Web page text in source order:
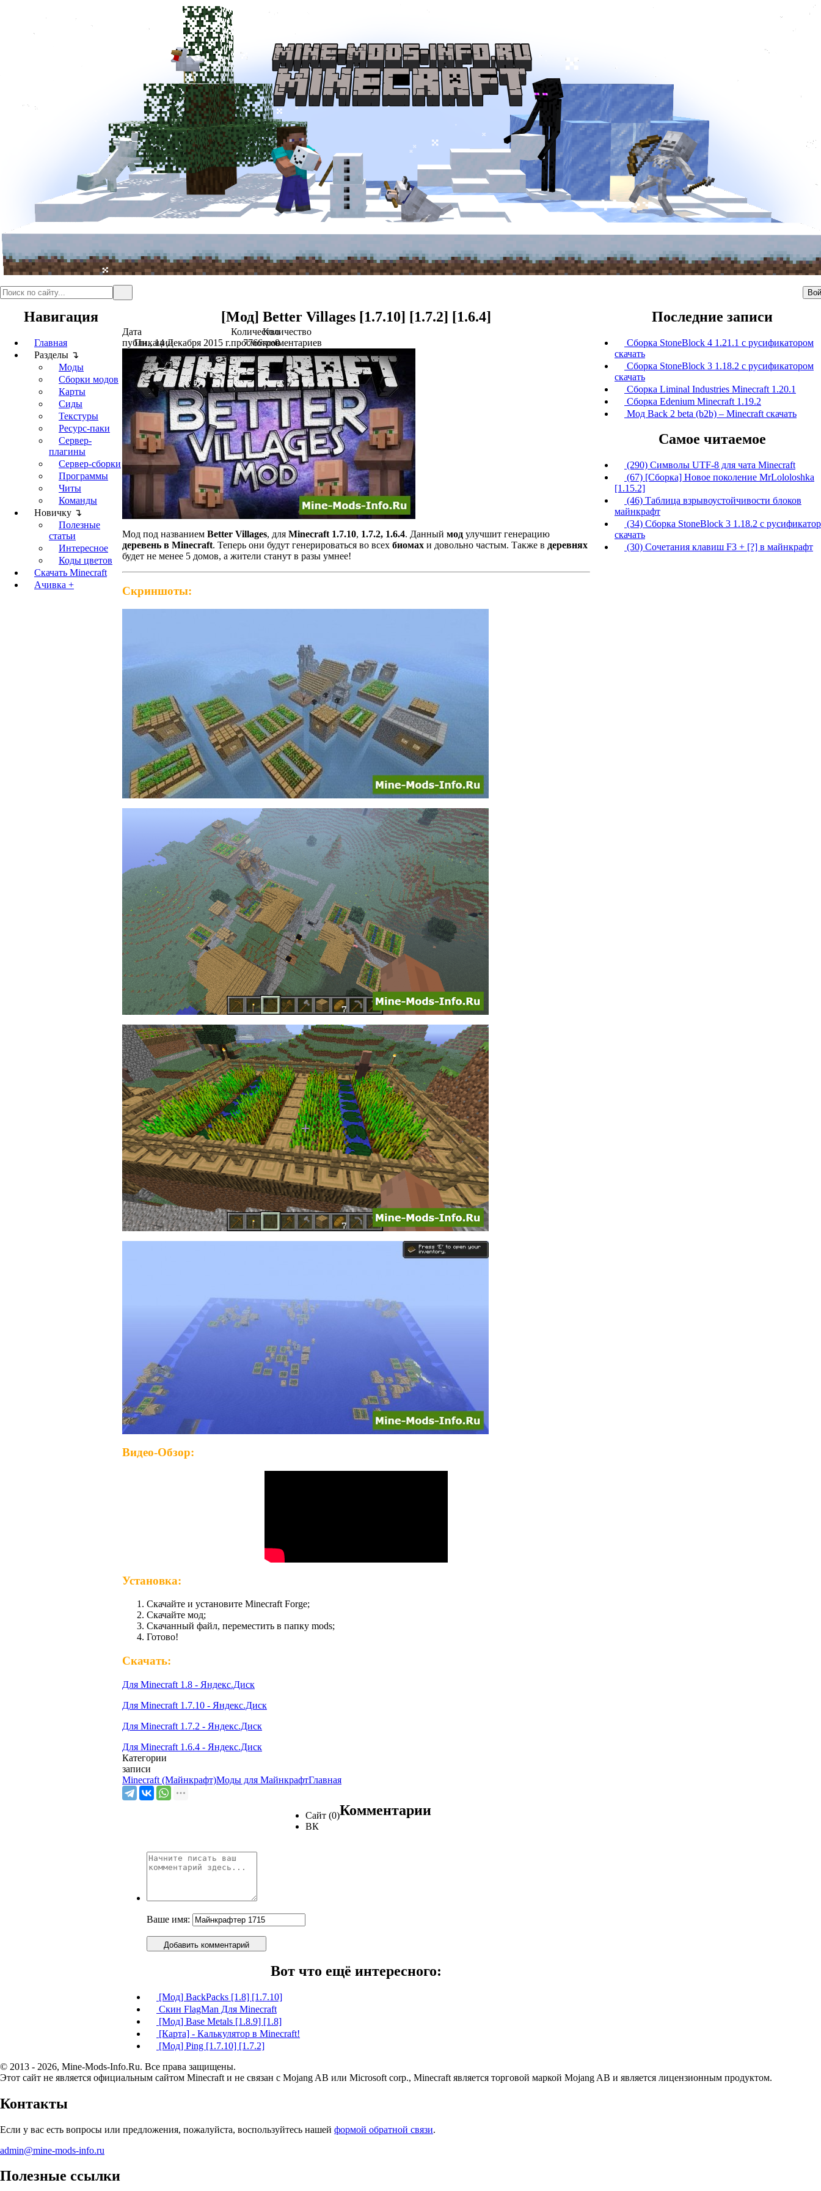
Навигация
Главная
Разделы ↴
Моды
Сборки модов
Карты
Сиды
Текстуры
Ресурс-паки
Сервер-
плагины
Сервер-сборки
Программы
Читы
Команды
Новичку ↴
Полезные
статьи
Интересное
Коды цветов
Скачать Minecraft
Ачивка +
[Мод] Better Villages [1.7.10] [1.7.2] [1.6.4]
Дата
публикации
Пн., 14 Декабря 2015 г.
Количество
просмотров
7766
Количество
комментариев
0
Мод под названием Better Villages, для Minecraft 1.7.10, 1.7.2, 1.6.4. Данный мод улучшит генерацию
деревень в Minecraft. Теперь они будут генерироваться во всех биомах и довольно частым. Также в деревнях
будет не менее 5 домов, а жители станут в разы умнее!
Скриншоты:
Видео-Обзор:
Установка:
Скачайте и установите Minecraft Forge;
Скачайте мод;
Скачанный файл, переместить в папку mods;
Готово!
Скачать:
Для Minecraft 1.8 - Яндекс.Диск
Для Minecraft 1.7.10 - Яндекс.Диск
Для Minecraft 1.7.2 - Яндекс.Диск
Для Minecraft 1.6.4 - Яндекс.Диск
Категории
записи
Minecraft (Майнкрафт)Моды для МайнкрафтГлавная
Сайт (0)
ВК
Комментарии
Ваше имя:
Добавить комментарий
Вот что ещё интересного:
[Мод] BackPacks [1.8] [1.7.10]
Скин FlagMan Для Minecraft
[Мод] Base Metals [1.8.9] [1.8]
[Карта] - Калькулятор в Minecraft!
[Мод] Ping [1.7.10] [1.7.2]
Последние записи
Сборка StoneBlock 4 1.21.1 с русификатором
скачать
Сборка StoneBlock 3 1.18.2 с русификатором
скачать
Сборка Liminal Industries Minecraft 1.20.1
Сборка Edenium Minecraft 1.19.2
Мод Back 2 beta (b2b) – Minecraft скачать
Самое читаемое
(290) Символы UTF-8 для чата Minecraft
(67) [Сборка] Новое поколение MrLololoshka
[1.15.2]
(46) Таблица взрывоустойчивости блоков
майнкрафт
(34) Сборка StoneBlock 3 1.18.2 с
скачать
(30) Сочетания клавиш F3 + [?] в майнкрафт
© 2013 - 2026, Mine-Mods-Info.Ru. Все права защищены.
Этот сайт не является официальным сайтом Minecraft и не связан с Mojang AB или Microsoft corp., Minecraft является торговой маркой Mojang AB и является лицензионным продуктом.
Контакты
Если у вас есть вопросы или предложения, пожалуйста, воспользуйтесь нашей формой обратной связи.
admin@mine-mods-info.ru
Полезные ссылки